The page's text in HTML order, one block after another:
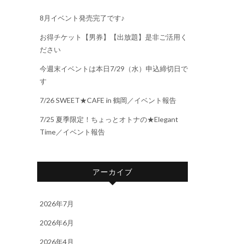
8月イベント発売完了です♪
お得チケット【男券】【出放題】是非ご活用く
ださい
今週末イベントは本日7/29（水）申込締切日で
す
7/26 SWEET★CAFE in 鶴岡／イベント報告
7/25 夏季限定！ちょっとオトナの★Elegant
Time／イベント報告
アーカイブ
2026年7月
2026年6月
2026年4月